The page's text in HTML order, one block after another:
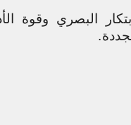
البصري وقوة
.